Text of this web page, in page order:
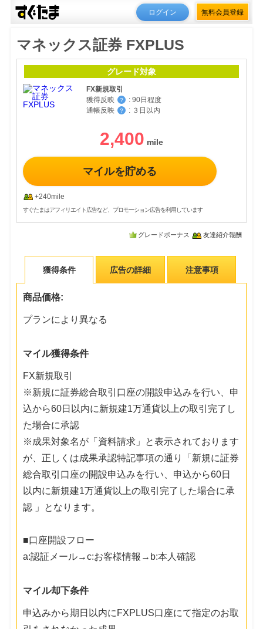
ログイン 無料会員登録
マネックス証券 FXPLUS
グレード対象
FX新規取引
獲得反映
？ : 90日程度
通帳反映
？ : ３日以内
2,400
マイルを貯める
+240mile
すぐたまはアフィリエイト広告など、プロモーション広告を利用しています
グレードボーナス 友達紹介報酬
獲得条件 広告の詳細 注意事項
商品価格:
プランにより異なる
マイル獲得条件
FX新規取引
※新規に証券総合取引口座の開設申込みを行い、申
込から60日以内に新規建1万通貨以上の取引完了し
た場合に承認
※成果対象名が「資料請求」と表示されております
が、正しくは成果承認特記事項の通り「新規に証券
総合取引口座の開設申込みを行い、申込から60日
以内に新規建1万通貨以上の取引完了した場合に承
認 」となります。
■口座開設フロー
a:認証メール→c:お客様情報→b:本人確認
マイル却下条件
申込みから期日以内にFXPLUS口座にて指定のお取